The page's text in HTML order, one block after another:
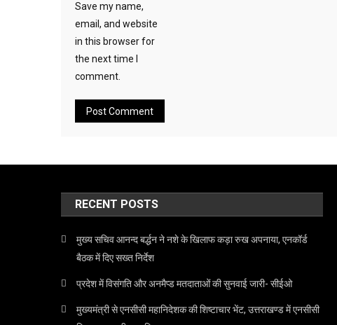
Save my name,
email, and website
in this browser for
the next time I
comment.
RECENT POSTS
मुख्य सचिव आनन्द बर्द्धन ने नशे के खिलाफ कड़ा रुख अपनाया, एनकॉर्ड
बैठक में दिए सख्त निर्देश
प्रदेश में विसंगति और अनमैप्ड मतदाताओं की सुनवाई जारी- सीईओ
मुख्यमंत्री से एनसीसी महानिदेशक की शिष्टाचार भेंट, उत्तराखण्ड में एनसीसी